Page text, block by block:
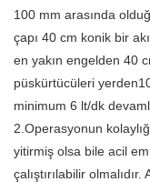
100 mm arasında
çapı 40 cm konik bir
en yakın engelden 40
püskürtücüleri
minimum 6 lt/dk
2.Operasyonun
yitirmiş olsa bile acil
çalıştırılabilir